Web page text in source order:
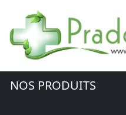
NOS PRODUITS